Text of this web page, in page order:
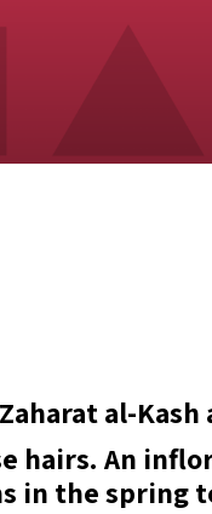
al-
An
in the spring